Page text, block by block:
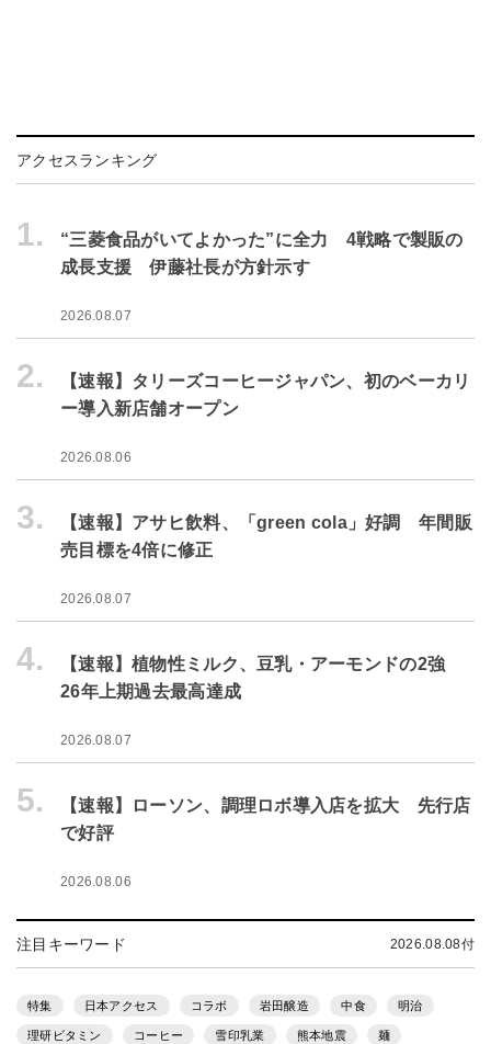
アクセスランキング
1.
“三菱食品がいてよかった”に全力 4戦略で製販の
成長支援 伊藤社長が方針示す
2026.08.07
2.
【速報】タリーズコーヒージャパン、初のベーカリ
ー導入新店舗オープン
2026.08.06
3.
【速報】アサヒ飲料、「green cola」好調 年間販
売目標を4倍に修正
2026.08.07
4.
【速報】植物性ミルク、豆乳・アーモンドの2強
26年上期過去最高達成
2026.08.07
5.
【速報】ローソン、調理ロボ導入店を拡大 先行店
で好評
2026.08.06
注目キーワード 2026.08.08付
特集 日本アクセス コラボ 岩田醸造 中食 明治
理研ビタミン コーヒー 雪印乳業 熊本地震 麺